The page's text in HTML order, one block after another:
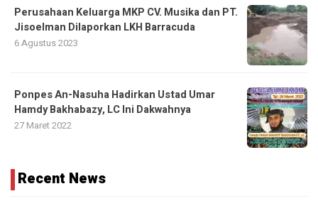
Perusahaan Keluarga MKP CV. Musika dan PT.
Jisoelman Dilaporkan LKH Barracuda
6 Agustus 2023
Ponpes An-Nasuha Hadirkan Ustad Umar
Hamdy Bakhabazy, LC Ini Dakwahnya
27 Maret 2022
Recent News